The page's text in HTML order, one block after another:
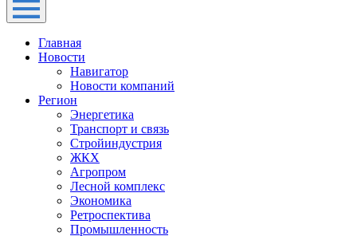
Главная
Новости
Навигатор
Новости компаний
Регион
Энергетика
Транспорт и связь
Стройиндустрия
ЖКХ
Агропром
Лесной комплекс
Экономика
Ретроспектива
Промышленность